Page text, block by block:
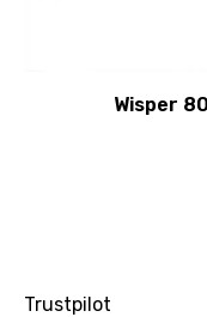
Wisper
Trustpilot